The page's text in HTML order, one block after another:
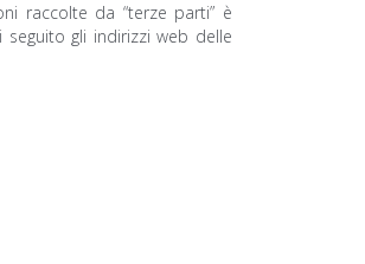
raccolte da “terze parti” è
gli indirizzi web delle